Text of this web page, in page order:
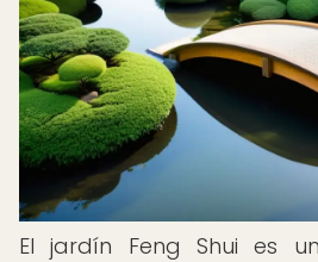
El jardín Feng Shui es